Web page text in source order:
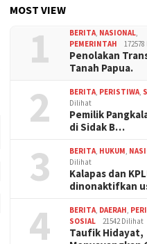
MOST VIEW
1 BERITA, NASIONAL,
PEMERINTAH
Penolakan
Tanah Papua.
2 BERITA, PERISTIWA,
Dilihat
Pemilik
di Sidak B…
3 BERITA, HUKUM,
Dilihat
Kalapas dan
dinonaktifkan
4 BERITA, DAERAH,
SOSIAL
21542 Dilihat
Taufik Hidayat,